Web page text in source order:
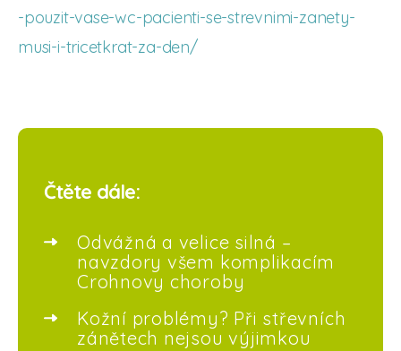
Čtěte dále:
Odvážná a velice silná –
navzdory všem komplikacím
Crohnovy choroby
Kožní problémy? Při střevních
zánětech nejsou výjimkou
-pouzit-vase-wc-pacienti-se-strevnimi-zanety-
musi-i-tricetkrat-za-den/